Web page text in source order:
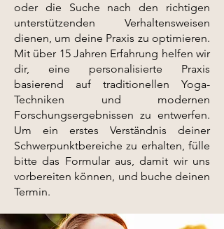
oder die Suche nach den richtigen
unterstützenden Verhaltensweisen
dienen, um deine Praxis zu optimieren.
Mit über 15 Jahren Erfahrung helfen wir
dir, eine personalisierte Praxis
basierend auf traditionellen Yoga-
Techniken und modernen
Forschungsergebnissen zu entwerfen.
Um ein erstes Verständnis deiner
Schwerpunktbereiche zu erhalten, fülle
bitte das Formular aus, damit wir uns
vorbereiten können, und buche deinen
Termin.